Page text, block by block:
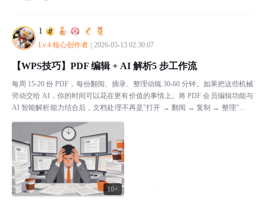
1
Lv.4 核心创作者 2026-05-13 02:30:07
10+
【WPS技巧】PDF 编辑 + AI 解析5 步工作流
每周 15-20 份 PDF，每份翻阅、摘录、整理动辄 30-60 分钟。如果把这些机械
劳动交给 AI，你的时间可以花在更有价值的事情上。将 PDF 会员编辑功能与
AI 智能解析能力结合后，文档处理不再是"打开 → 翻阅 → 复制 → 整理"的线